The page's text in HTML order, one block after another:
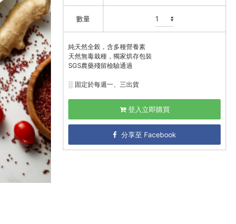
數量
純天然全榖，含多種營養素
天然無毒栽種，獨家烘存包裝
SGS農藥殘留檢驗通過
░ 固定於每週一、三出貨
登入立即購買
分享至 Facebook